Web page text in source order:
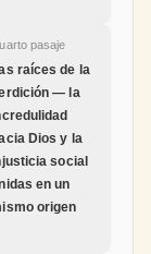
pasaje
raíces de la
— la
Dios y la
social
en un
origen